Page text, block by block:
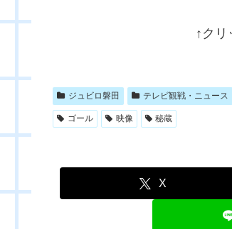
↑クリ
ジュビロ磐田 テレビ観戦・ニュース
ゴール 映像 秘蔵
X